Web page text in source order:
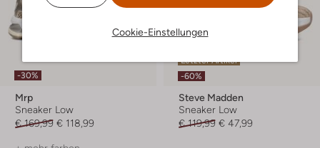
Cookie-Einstellungen
-30%
Mrp
Sneaker Low
€ 169,99 € 118,99
Letzter Artikel
-60%
Steve Madden
Sneaker Low
€ 119,99 € 47,99